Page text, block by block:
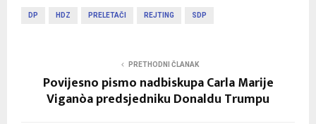
DP HDZ PRELETAČI REJTING SDP
PRETHODNI ČLANAK
Povijesno pismo nadbiskupa Carla Marije
Viganòa predsjedniku Donaldu Trumpu